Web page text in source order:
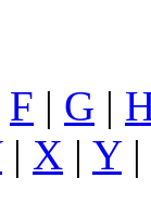
F | G |
| X | Y|